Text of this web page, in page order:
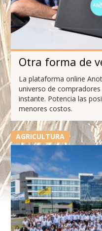
Otra forma de
La plataforma online
universo de
instante. Potencia las
menores costos.
AGRICULTURA